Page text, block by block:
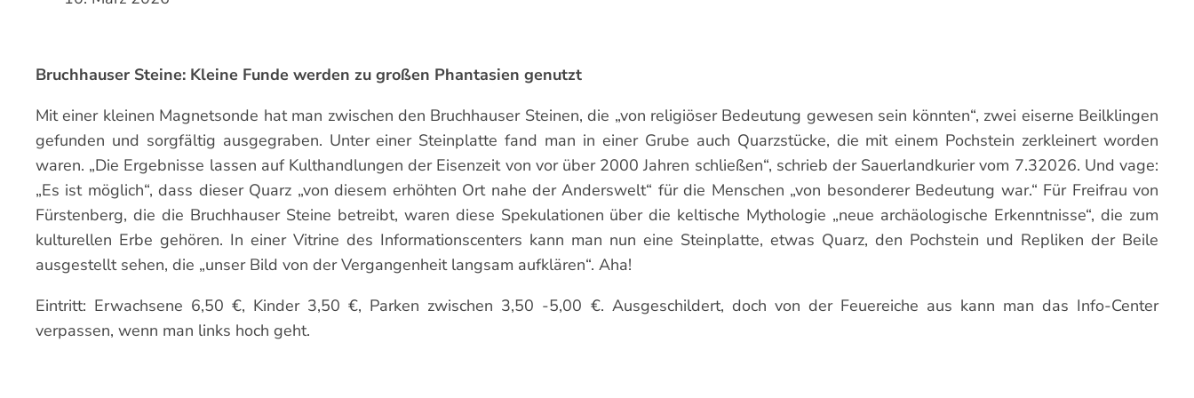
Bruchhauser Steine: Kleine Funde werden zu großen Phantasien genutzt
Mit einer kleinen Magnetsonde hat man zwischen den Bruchhauser Steinen, die „von religiöser Bedeutung gewesen sein könnten“, zwei eiserne Beilklingen
gefunden und sorgfältig ausgegraben. Unter einer Steinplatte fand man in einer Grube auch Quarzstücke, die mit einem Pochstein zerkleinert worden
waren. „Die Ergebnisse lassen auf Kulthandlungen der Eisenzeit von vor über 2000 Jahren schließen“, schrieb der Sauerlandkurier vom 7.32026. Und vage:
„Es ist möglich“, dass dieser Quarz „von diesem erhöhten Ort nahe der Anderswelt“ für die Menschen „von besonderer Bedeutung war.“ Für Freifrau von
Fürstenberg, die die Bruchhauser Steine betreibt, waren diese Spekulationen über die keltische Mythologie „neue archäologische Erkenntnisse“, die zum
kulturellen Erbe gehören. In einer Vitrine des Informationscenters kann man nun eine Steinplatte, etwas Quarz, den Pochstein und Repliken der Beile
ausgestellt sehen, die „unser Bild von der Vergangenheit langsam aufklären“. Aha!
Eintritt: Erwachsene 6,50 €, Kinder 3,50 €, Parken zwischen 3,50 -5,00 €. Ausgeschildert, doch von der Feuereiche aus kann man das Info-Center
verpassen, wenn man links hoch geht.